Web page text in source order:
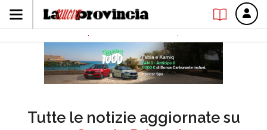
Tutte le notizie aggiornate su